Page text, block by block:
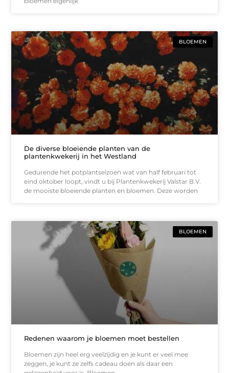
BLOEMEN
De diverse bloeiende planten van de
plantenkwekerij in het Westland
Gedurende het potplantseizoen wat van half februari tot
eind oktober loopt, vindt u bij Plantenkwekerij Valstar B.V.
de mooiste bloeiende planten en bloemen. Deze worden
BLOEMEN
Redenen waarom je bloemen moet bestellen
Bloemen zijn heel erg veelzijdig en je kunt er veel mee
zeggen, je kunt ze zelfs cadeau doen als daar een